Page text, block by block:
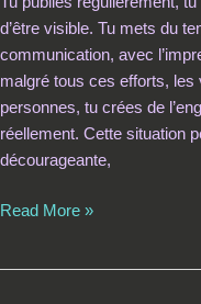
d’être visible. Tu mets du
communication, avec
malgré tous ces efforts, les
personnes, tu crées de
réellement. Cette situation
décourageante,
Read More »